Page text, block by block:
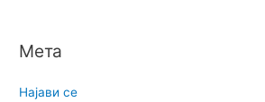
Мета
Најави се